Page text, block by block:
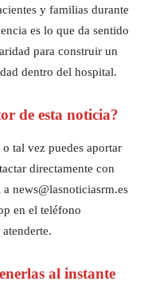
y familias durante
es lo que da sentido
para construir un
dentro del hospital.
de esta noticia?
tal vez puedes aportar
directamente con
news@lasnoticiasrm.es
en el teléfono
al instante